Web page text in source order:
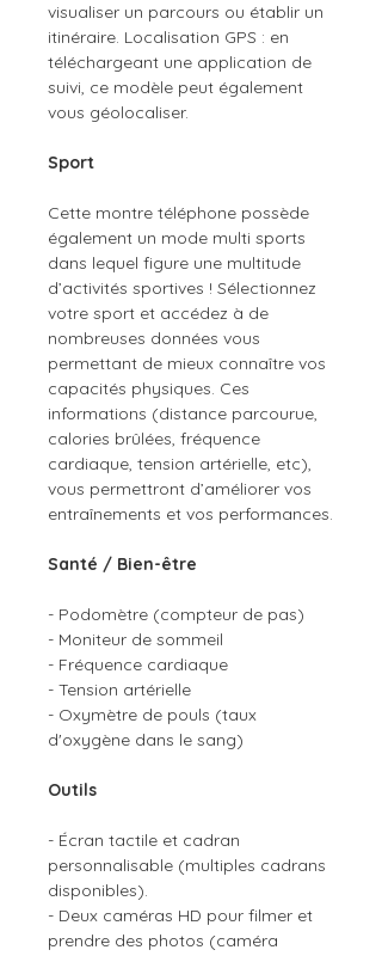
visualiser un parcours ou établir un
itinéraire. Localisation GPS : en
téléchargeant une application de
suivi, ce modèle peut également
vous géolocaliser.
Sport
Cette montre téléphone possède
également un mode multi sports
dans lequel figure une multitude
d’activités sportives ! Sélectionnez
votre sport et accédez à de
nombreuses données vous
permettant de mieux connaître vos
capacités physiques. Ces
informations (distance parcourue,
calories brûlées, fréquence
cardiaque, tension artérielle, etc),
vous permettront d’améliorer vos
entraînements et vos performances.
Santé / Bien-être
- Podomètre (compteur de pas)
- Moniteur de sommeil
- Fréquence cardiaque
- Tension artérielle
- Oxymètre de pouls (taux
d'oxygène dans le sang)
Outils
- Écran tactile et cadran
personnalisable (multiples cadrans
disponibles).
- Deux caméras HD pour filmer et
prendre des photos (caméra